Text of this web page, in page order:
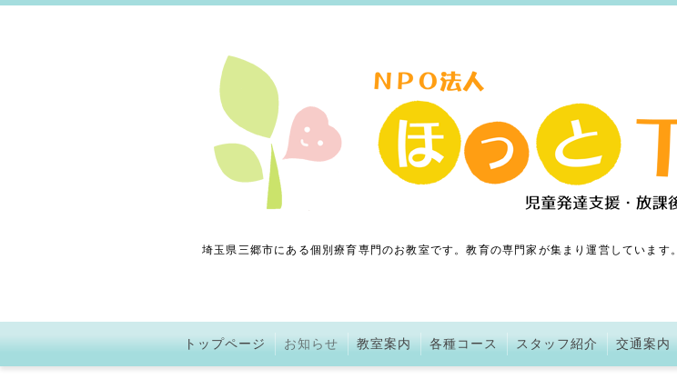
埼玉県三郷市にある個別療育専門のお教室です。教育の専門家が集まり運営しています。
トップページ お知らせ 教室案内 各種コース スタッフ紹介 交通案内